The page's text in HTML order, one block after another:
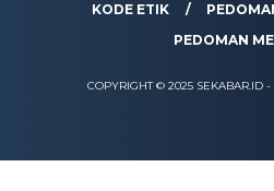
KODE ETIK
PEDOMAN
COPYRIGHT © 2025 SEKABAR.ID -